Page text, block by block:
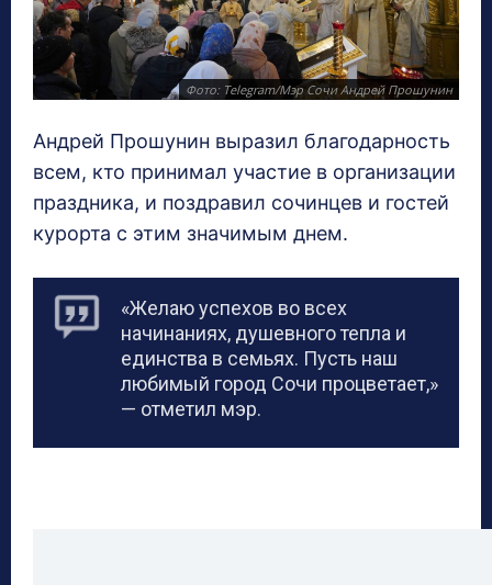
Фото: Telegram/Мэр Сочи Андрей Прошунин
Андрей Прошунин выразил благодарность
всем, кто принимал участие в организации
праздника, и поздравил сочинцев и гостей
курорта с этим значимым днем.
«Желаю успехов во всех
начинаниях, душевного тепла и
единства в семьях. Пусть наш
любимый город Сочи процветает,»
— отметил мэр.